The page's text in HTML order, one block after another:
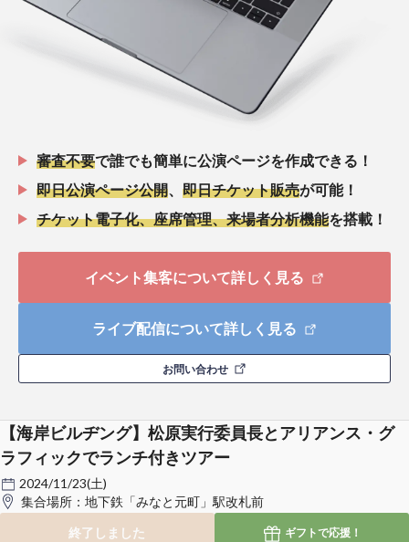
審査不要で誰でも簡単に公演ページを作成できる！
即日公演ページ公開、 即日チケット販売が可能！
チケット電子化、座席管理、来場者分析機能を搭載！
イベント集客について詳しく見る
ライブ配信について詳しく見る
お問い合わせ
【海岸ビルヂング】松原実行委員長とアリアンス・グ
ラフィックでランチ付きツアー
2024/11/23(土)
集合場所：地下鉄「みなと元町」駅改札前
終了しました
ギフトで応援！